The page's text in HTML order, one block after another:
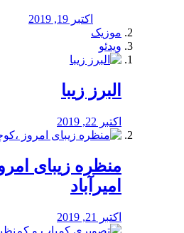
اکتبر 19, 2019
موزیک
ویدئو
البرز زیبا
اکتبر 22, 2019
منظره‌‌ زیبای
امیرآباد
اکتبر 21, 2019